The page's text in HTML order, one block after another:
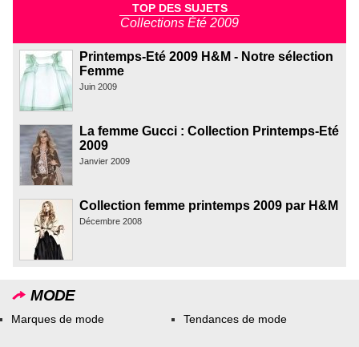
TOP DES SUJETS
Collections Été 2009
Printemps-Eté 2009 H&M - Notre sélection
Femme
Juin 2009
La femme Gucci : Collection Printemps-Eté
2009
Janvier 2009
Collection femme printemps 2009 par H&M
Décembre 2008
MODE
Marques de mode Tendances de mode